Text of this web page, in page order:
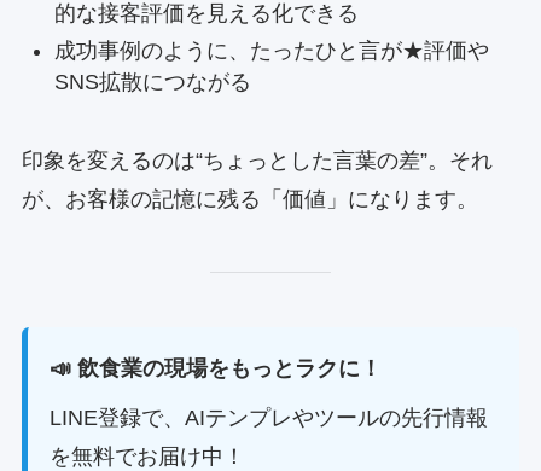
的な接客評価を見える化できる
成功事例のように、たったひと言が★評価や
SNS拡散につながる
印象を変えるのは“ちょっとした言葉の差”。それ
が、お客様の記憶に残る「価値」になります。
📣 飲食業の現場をもっとラクに！
LINE登録で、AIテンプレやツールの先行情報
を無料でお届け中！